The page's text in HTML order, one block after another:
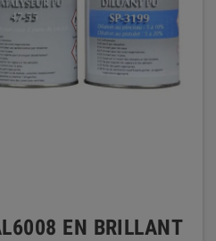
EN BRILLANT